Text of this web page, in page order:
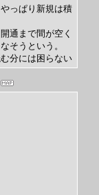
っぱり新規は積
通まで間が空く
そうという。
分には困らない